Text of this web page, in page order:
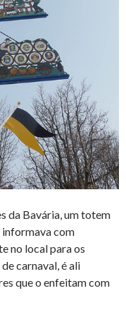
da Bavária, um totem
informava com
no local para os
carnaval, é ali
que o enfeitam com